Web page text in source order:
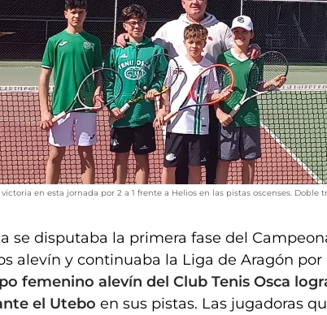
en esta jornada por 2 a 1 frente a Helios en las pistas oscenses. Doble
se disputaba la primera fase del
alevín y continuaba la Liga de Aragón por
femenino alevín del Club Tenis Osca
el Utebo en sus pistas. Las jugadoras